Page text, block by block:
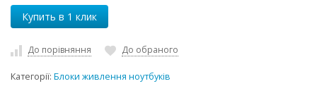
До порівняння До обраного
Категорії: Блоки живлення ноутбуків